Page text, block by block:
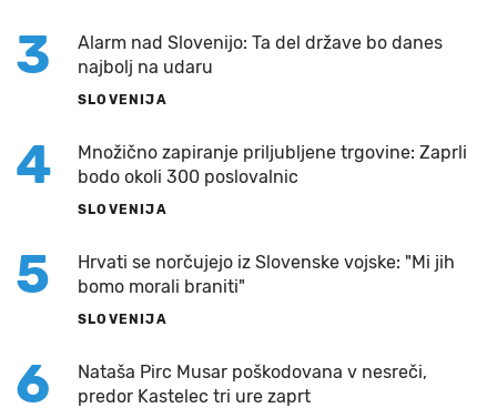
3
Alarm nad Slovenijo: Ta del države bo danes
najbolj na udaru
SLOVENIJA
4
Množično zapiranje priljubljene trgovine: Zaprli
bodo okoli 300 poslovalnic
SLOVENIJA
5
Hrvati se norčujejo iz Slovenske vojske: "Mi jih
bomo morali braniti"
SLOVENIJA
6
Nataša Pirc Musar poškodovana v nesreči,
predor Kastelec tri ure zaprt